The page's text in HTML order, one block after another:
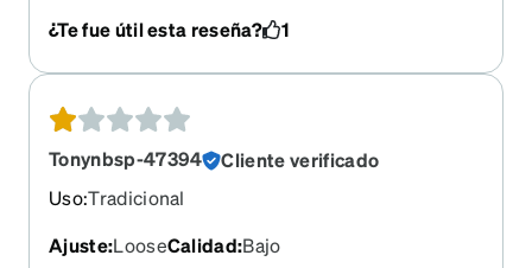
¿Te fue útil esta reseña?
1
Tonynbsp-47394
Cliente verificado
Uso:Tradicional
Ajuste:LooseCalidad:Bajo